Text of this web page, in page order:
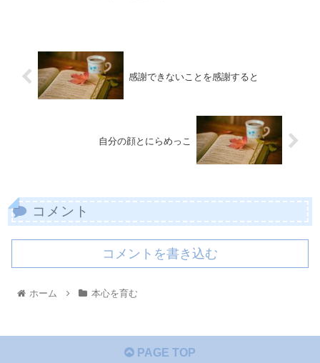
感謝できないことを感謝すると
自分の顔とにらめっこ
コメント
コメントを書き込む
ホーム 本心を育む
PAGE TOP